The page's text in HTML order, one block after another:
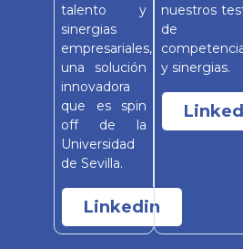
talento y
sinergias
empresariales,
una solución
innovadora
que es spin
off de la
Universidad
de Sevilla.
Linkedin
nuestros
de
y sinergias.